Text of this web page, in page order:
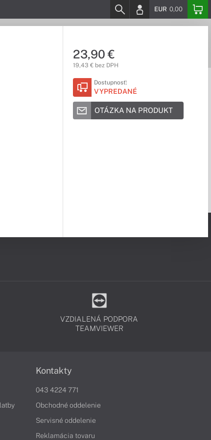
EUR 0,00
23,90 €
19,43 € bez DPH
Dostupnosť:
VYPREDANÉ
OTÁZKA NA PRODUKT
VZDIALENÁ PODPORA
TEAMVIEWER
Kontakty
043 4224 771
Obchodné oddelenie
Servisné oddelenie
Reklamácia tovaru